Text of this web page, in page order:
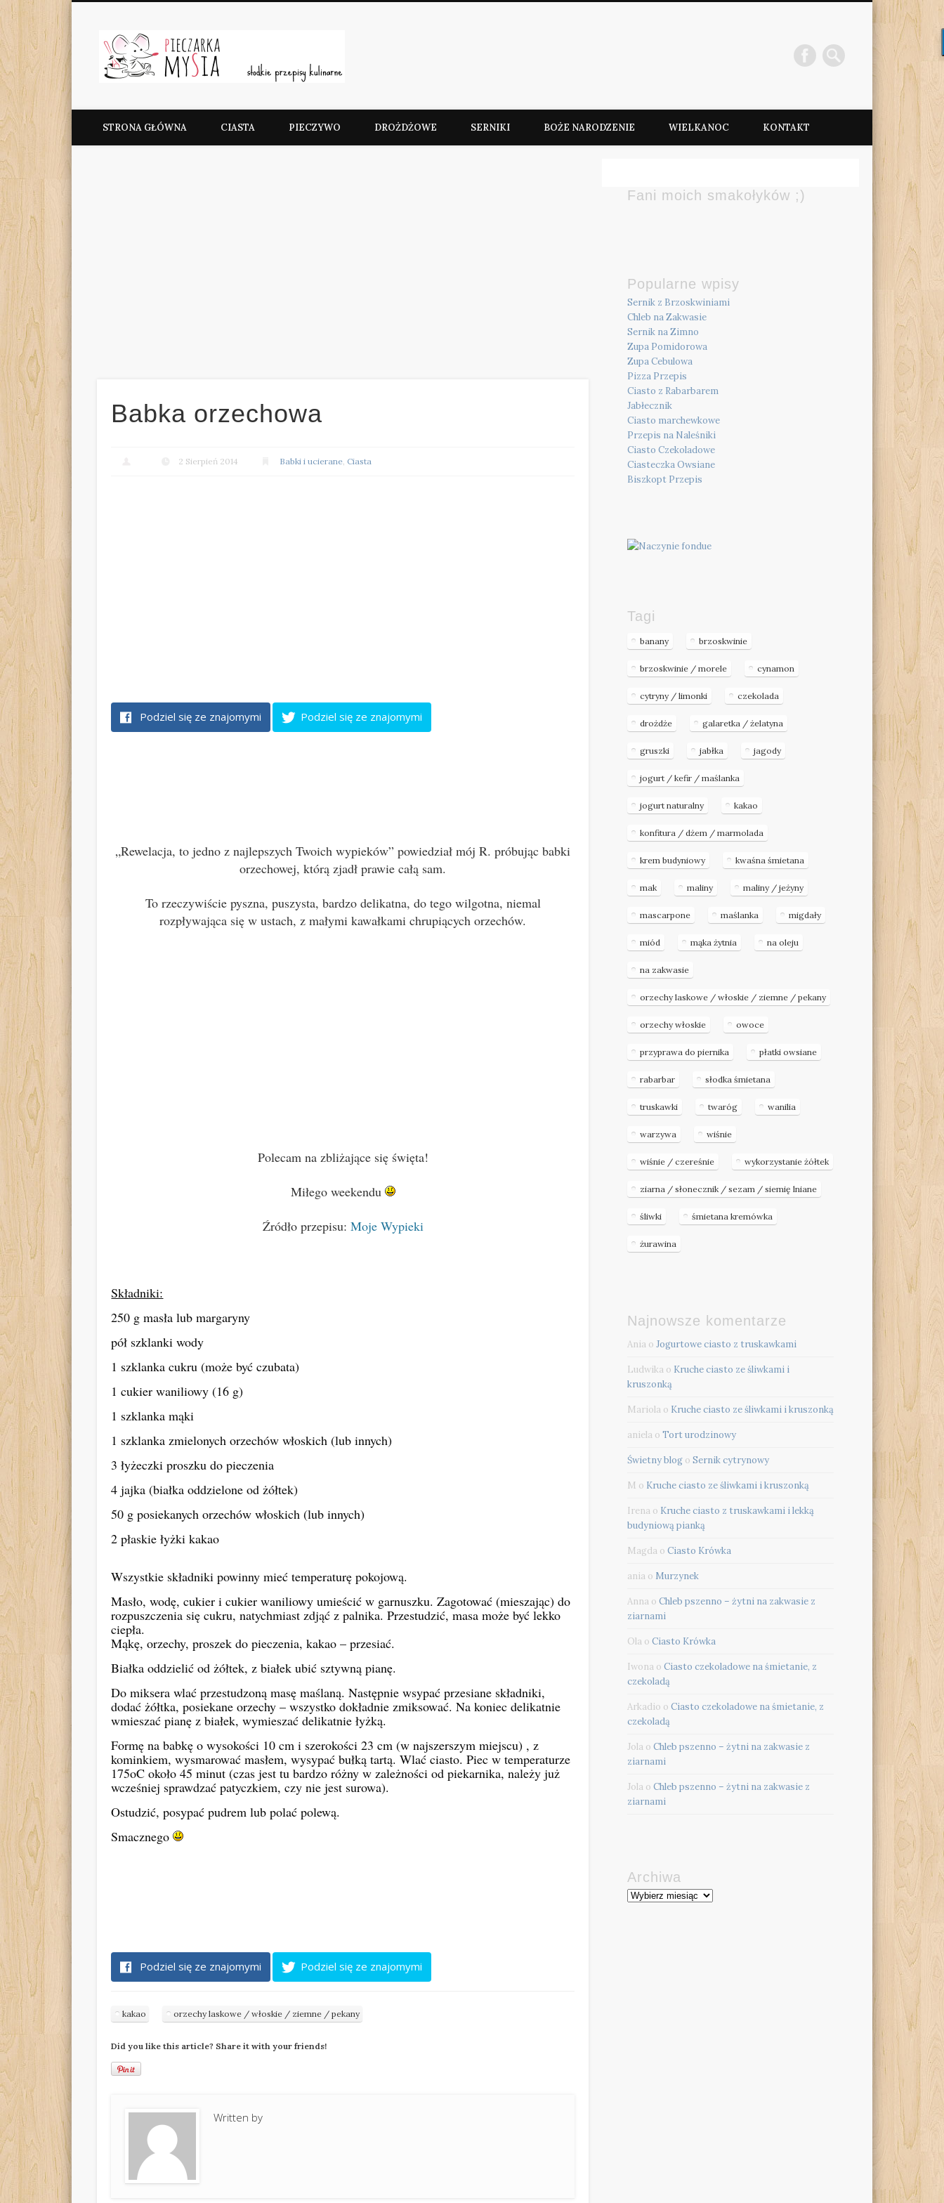
Pieczarka MySia
Facebook
STRONA GŁÓWNA CIASTA PIECZYWO DROŻDŻOWE SERNIKI BOŻE NARODZENIE WIELKANOC KONTAKT
Babka orzechowa
2 Sierpień 2014 Babki i ucierane, Ciasta
Podziel się ze znajomymi Podziel się ze znajomymi
„Rewelacja, to jedno z najlepszych Twoich wypieków” powiedział mój R. próbując babki
orzechowej, którą zjadł prawie całą sam.
To rzeczywiście pyszna, puszysta, bardzo delikatna, do tego wilgotna, niemal
rozpływająca się w ustach, z małymi kawałkami chrupiących orzechów.
Polecam na zbliżające się święta!
Miłego weekendu
Źródło przepisu: Moje Wypieki
Składniki:
250 g masła lub margaryny
pół szklanki wody
1 szklanka cukru (może być czubata)
1 cukier waniliowy (16 g)
1 szklanka mąki
1 szklanka zmielonych orzechów włoskich (lub innych)
3 łyżeczki proszku do pieczenia
4 jajka (białka oddzielone od żółtek)
50 g posiekanych orzechów włoskich (lub innych)
2 płaskie łyżki kakao
Wszystkie składniki powinny mieć temperaturę pokojową.
Masło, wodę, cukier i cukier waniliowy umieścić w garnuszku. Zagotować (mieszając) do
rozpuszczenia się cukru, natychmiast zdjąć z palnika. Przestudzić, masa może być lekko
ciepła.
Mąkę, orzechy, proszek do pieczenia, kakao – przesiać.
Białka oddzielić od żółtek, z białek ubić sztywną pianę.
Do miksera wlać przestudzoną masę maślaną. Następnie wsypać przesiane składniki,
dodać żółtka, posiekane orzechy – wszystko dokładnie zmiksować. Na koniec delikatnie
wmieszać pianę z białek, wymieszać delikatnie łyżką.
Formę na babkę o wysokości 10 cm i szerokości 23 cm (w najszerszym miejscu) , z
kominkiem, wysmarować masłem, wysypać bułką tartą. Wlać ciasto. Piec w temperaturze
175oC około 45 minut (czas jest tu bardzo różny w zależności od piekarnika, należy już
wcześniej sprawdzać patyczkiem, czy nie jest surowa).
Ostudzić, posypać pudrem lub polać polewą.
Smacznego
Podziel się ze znajomymi Podziel się ze znajomymi
kakao orzechy laskowe / włoskie / ziemne / pekany
Did you like this article? Share it with your friends!
Written by
Fani moich smakołyków ;)
Popularne wpisy
Sernik z Brzoskwiniami
Chleb na Zakwasie
Sernik na Zimno
Zupa Pomidorowa
Zupa Cebulowa
Pizza Przepis
Ciasto z Rabarbarem
Jabłecznik
Ciasto marchewkowe
Przepis na Naleśniki
Ciasto Czekoladowe
Ciasteczka Owsiane
Biszkopt Przepis
Tagi
banany brzoskwinie
brzoskwinie / morele cynamon
cytryny / limonki czekolada
drożdże galaretka / żelatyna
gruszki jabłka jagody
jogurt / kefir / maślanka
jogurt naturalny kakao
konfitura / dżem / marmolada
krem budyniowy kwaśna śmietana
mak maliny maliny / jeżyny
mascarpone maślanka migdały
miód mąka żytnia na oleju
na zakwasie
orzechy laskowe / włoskie / ziemne / pekany
orzechy włoskie owoce
przyprawa do piernika płatki owsiane
rabarbar słodka śmietana
truskawki twaróg wanilia
warzywa wiśnie
wiśnie / czereśnie wykorzystanie żółtek
ziarna / słonecznik / sezam / siemię lniane
śliwki śmietana kremówka
żurawina
Najnowsze komentarze
Ania oJogurtowe ciasto z truskawkami
Ludwika o Kruche ciasto ze śliwkami i
kruszonką
Mariola o Kruche ciasto ze śliwkami i kruszonką
aniela oTort urodzinowy
Świetny blog oSernik cytrynowy
M o Kruche ciasto ze śliwkami i kruszonką
Irena o Kruche ciasto z truskawkami i lekką
budyniową pianką
Magda oCiasto Krówka
ania o Murzynek
Anna oChleb pszenno – żytni na zakwasie z
ziarnami
Ola oCiasto Krówka
Iwona oCiasto czekoladowe na śmietanie, z
czekoladą
Arkadio oCiasto czekoladowe na śmietanie, z
czekoladą
Jola oChleb pszenno – żytni na zakwasie z
ziarnami
Jola oChleb pszenno – żytni na zakwasie z
ziarnami
Archiwa